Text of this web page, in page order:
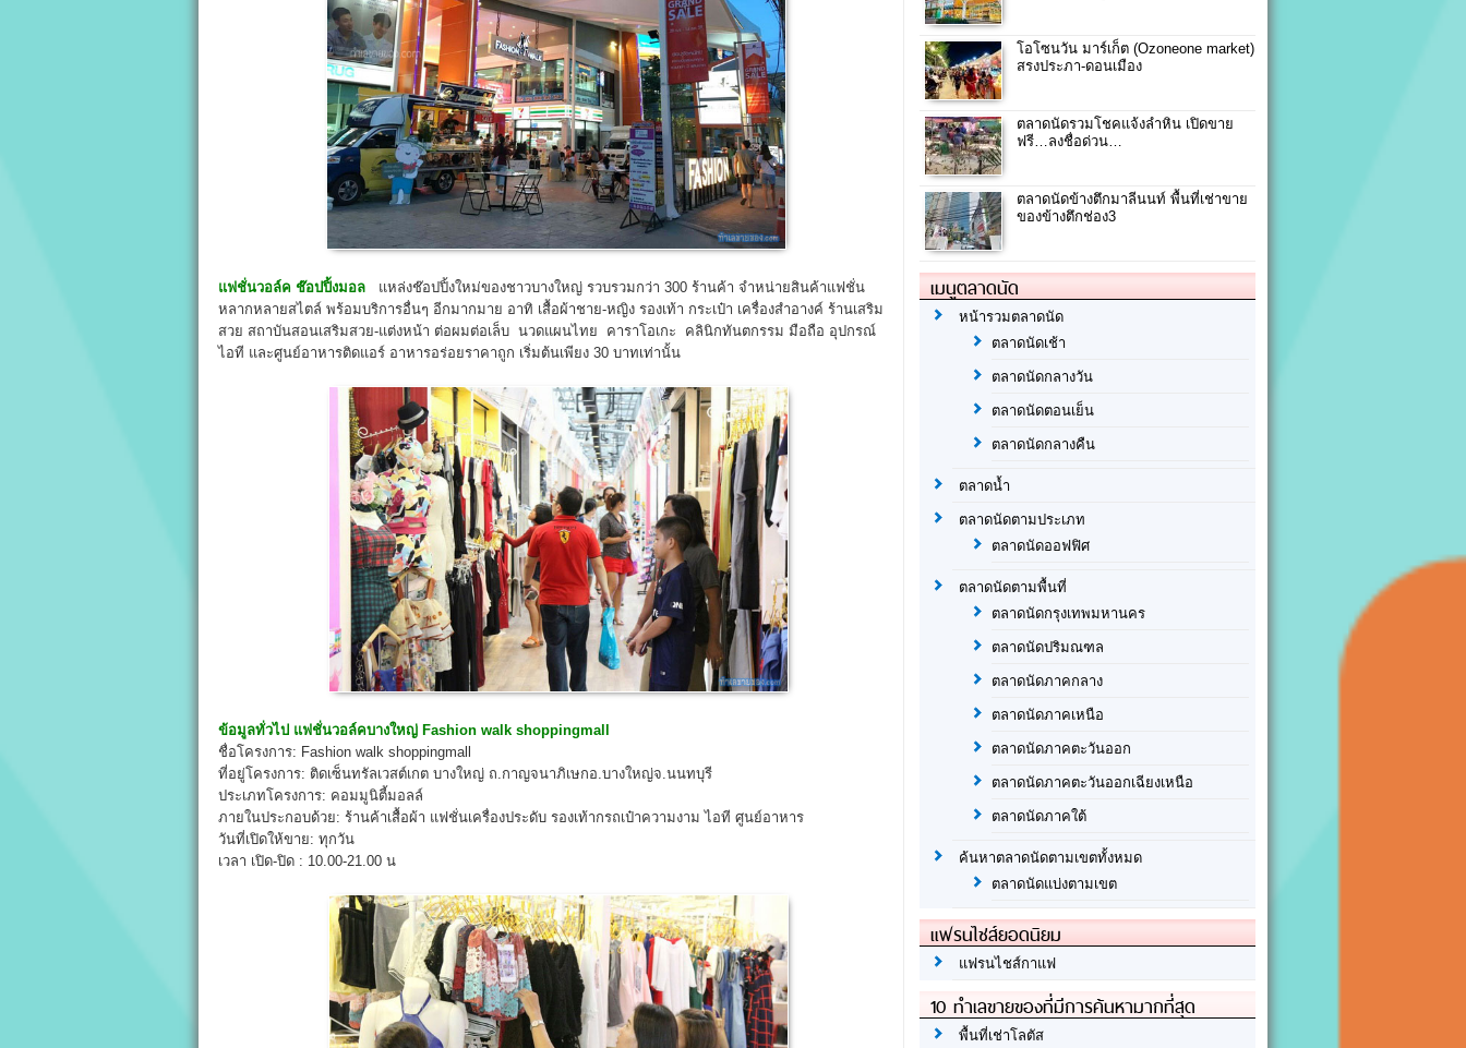
แฟชั่นวอล์ค ช๊อปปิ้งมอล แหล่งช๊อปปิ้งใหม่ของชาวบางใหญ่ รวบรวมกว่า 300 ร้านค้า จำหน่ายสินค้าแฟชั่น
หลากหลายสไตล์ พร้อมบริการอื่นๆ อีกมากมาย อาทิ เสื้อผ้าชาย-หญิง รองเท้า กระเป๋า เครื่องสำอางค์ ร้านเสริม
สวย สถาบันสอนเสริมสวย-แต่งหน้า ต่อผมต่อเล็บ นวดแผนไทย คาราโอเกะ คลินิกทันตกรรม มือถือ อุปกรณ์
ไอที และศูนย์อาหารติดแอร์ อาหารอร่อยราคาถูก เริ่มต้นเพียง 30 บาทเท่านั้น
ข้อมูลทั่วไป แฟชั่นวอล์คบางใหญ่ Fashion walk shoppingmall
ชื่อโครงการ: Fashion walk shoppingmall
ที่อยู่โครงการ: ติดเซ็นทรัลเวสต์เกต บางใหญ่ ถ.กาญจนาภิเษกอ.บางใหญ่จ.นนทบุรี
ประเภทโครงการ: คอมมูนิตี้มอลล์
ภายในประกอบด้วย: ร้านค้าเสื้อผ้า แฟชั่นเครื่องประดับ รองเท้ากรถเป๋าความงาม ไอที ศูนย์อาหาร
วันที่เปิดให้ขาย: ทุกวัน
เวลา เปิด-ปิด : 10.00-21.00 น
โอโซนวัน มาร์เก็ต (Ozoneone market)
สรงประภา-ดอนเมือง
ตลาดนัดรวมโชคแจ้งลำหิน เปิดขาย
ฟรี…ลงชื่อด่วน…
ตลาดนัดข้างตึกมาลีนนท์ พื้นที่เช่าขาย
ของข้างตึกช่อง3
เมนูตลาดนัด
หน้ารวมตลาดนัด
ตลาดนัดเช้า
ตลาดนัดกลางวัน
ตลาดนัดตอนเย็น
ตลาดนัดกลางคืน
ตลาดน้ำ
ตลาดนัดตามประเภท
ตลาดนัดออฟฟิศ
ตลาดนัดตามพื้นที่
ตลาดนัดกรุงเทพมหานคร
ตลาดนัดปริมณฑล
ตลาดนัดภาคกลาง
ตลาดนัดภาคเหนือ
ตลาดนัดภาคตะวันออก
ตลาดนัดภาคตะวันออกเฉียงเหนือ
ตลาดนัดภาคใต้
ค้นหาตลาดนัดตามเขตทั้งหมด
ตลาดนัดแบ่งตามเขต
แฟรนไชส์ยอดนิยม
แฟรนไชส์กาแฟ
10 ทำเลขายของที่มีการค้นหามากที่สุด
พื้นที่เช่าโลตัส